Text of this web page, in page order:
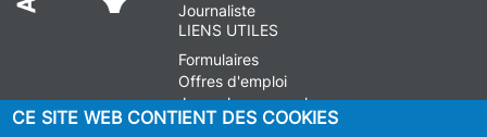
Journaliste
LIENS UTILES
Formulaires
Offres d'emploi
Journal communal
Stationnement
CE SITE WEB CONTIENT DES COOKIES